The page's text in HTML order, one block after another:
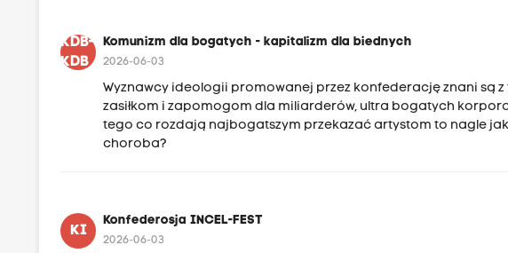
KDB-
KDB
Komunizm dla bogatych - kapitalizm dla biednych
2026-06-03
Wyznawcy ideologii promowanej przez konfederację znani są
zasiłkom i zapomogom dla miliarderów, ultra bogatych
tego co rozdają najbogatszym przekazać artystom to nagle
choroba?
KI
Konfederosja INCEL-FEST
2026-06-03